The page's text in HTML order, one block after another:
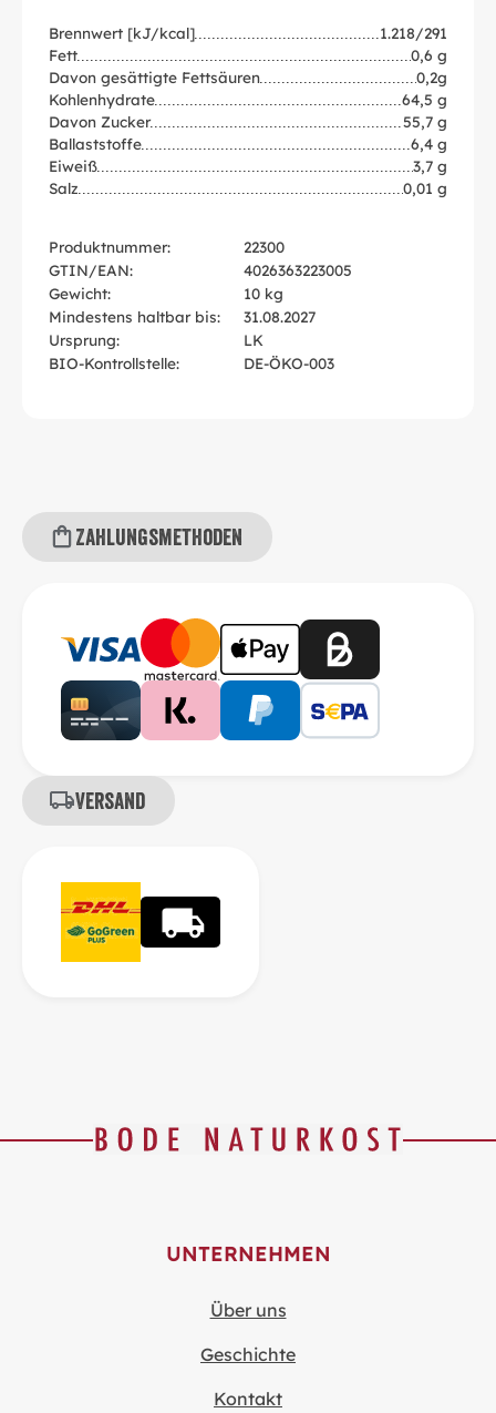
Brennwert [kJ/kcal]
1.218/291
Fett
0,6 g
Davon gesättigte Fettsäuren
0,2g
Kohlenhydrate
64,5 g
Davon Zucker
55,7 g
Ballaststoffe
6,4 g
Eiweiß
3,7 g
Salz
0,01 g
Produktnummer:
22300
GTIN/EAN:
4026363223005
Gewicht:
10 kg
Mindestens haltbar bis:
31.08.2027
Ursprung:
LK
BIO-Kontrollstelle:
DE-ÖKO-003
Zahlungsmethoden
Versand
UNTERNEHMEN
Über uns
Geschichte
Kontakt